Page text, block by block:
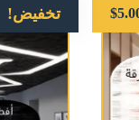
$ تخفيض!